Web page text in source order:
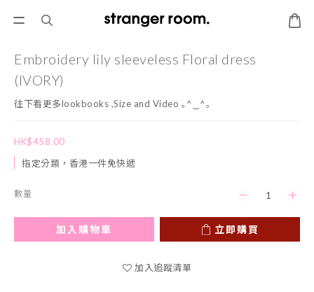
Embroidery lily sleeveless Floral dress
(IVORY)
往下看更多lookbooks ,Size and Video ｡^‿^｡
HK$458.00
指定分類，香港一件免快遞
數量
加入購物車 立即購買
加入追蹤清單